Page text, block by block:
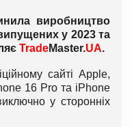
виробництво
у 2023 та
TradeMaster.UA.
сайті Apple,
16 Pro та iPhone
у сторонніх